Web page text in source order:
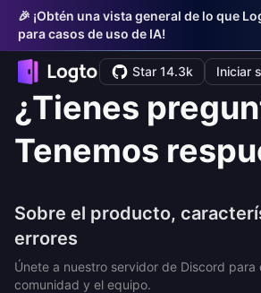
🎉 ¡Obtén una vista general de lo que
para casos de uso de IA!
Star 14.3k Iniciar
¿Tienes
Tenemos
Sobre el producto,
errores
Únete a nuestro servidor de Discord para
comunidad y el equipo.